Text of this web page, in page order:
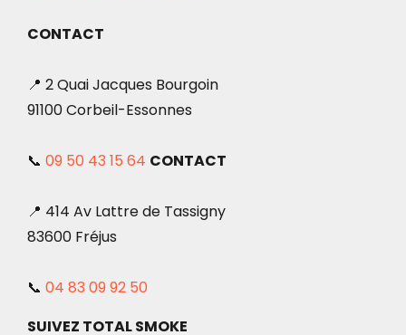
CONTACT
📍 2 Quai Jacques Bourgoin
91100 Corbeil-Essonnes
📞 09 50 43 15 64 CONTACT
📍 414 Av Lattre de Tassigny
83600 Fréjus
📞 04 83 09 92 50
SUIVEZ TOTAL SMOKE